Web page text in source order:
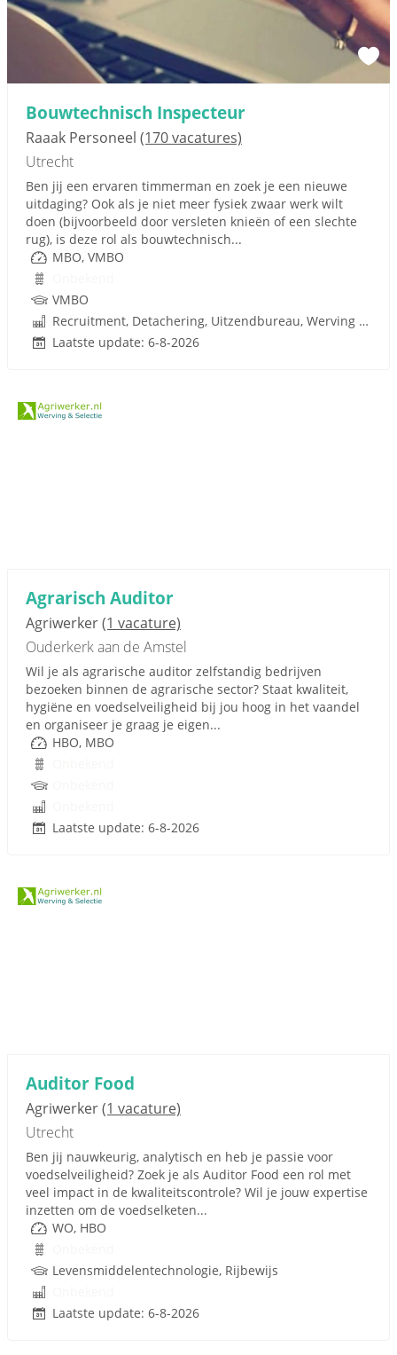
Bouwtechnisch Inspecteur
Raaak Personeel (170 vacatures)
Utrecht
Ben jij een ervaren timmerman en zoek je een nieuwe
uitdaging? Ook als je niet meer fysiek zwaar werk wilt
doen (bijvoorbeeld door versleten knieën of een slechte
rug), is deze rol als bouwtechnisch...
MBO, VMBO
VMBO
Recruitment, Detachering, Uitzendbureau, Werving en Selectie
Laatste update: 6-8-2026
Agrarisch Auditor
Agriwerker(1 vacature)
Ouderkerk aan de Amstel
Wil je als agrarische auditor zelfstandig bedrijven
bezoeken binnen de agrarische sector? Staat kwaliteit,
hygiëne en voedselveiligheid bij jou hoog in het vaandel
en organiseer je graag je eigen...
HBO, MBO
Laatste update: 6-8-2026
Auditor Food
Agriwerker(1 vacature)
Utrecht
Ben jij nauwkeurig, analytisch en heb je passie voor
voedselveiligheid? Zoek je als Auditor Food een rol met
veel impact in de kwaliteitscontrole? Wil je jouw expertise
inzetten om de voedselketen...
WO, HBO
Levensmiddelentechnologie, Rijbewijs
Laatste update: 6-8-2026